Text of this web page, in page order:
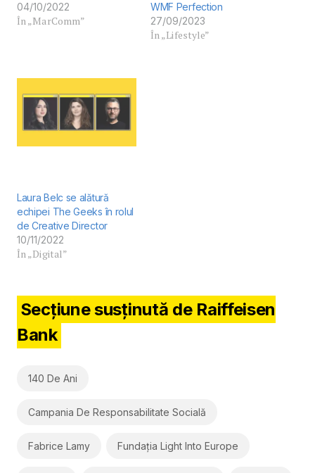
04/10/2022
În „MarComm”
WMF Perfection
27/09/2023
În „Lifestyle”
Laura Belc se alătură
echipei The Geeks în rolul
de Creative Director
10/11/2022
În „Digital”
Secțiune susținută de Raiffeisen
Bank
140 De Ani
Campania De Responsabilitate Socială
Fabrice Lamy Fundația Light Into Europe